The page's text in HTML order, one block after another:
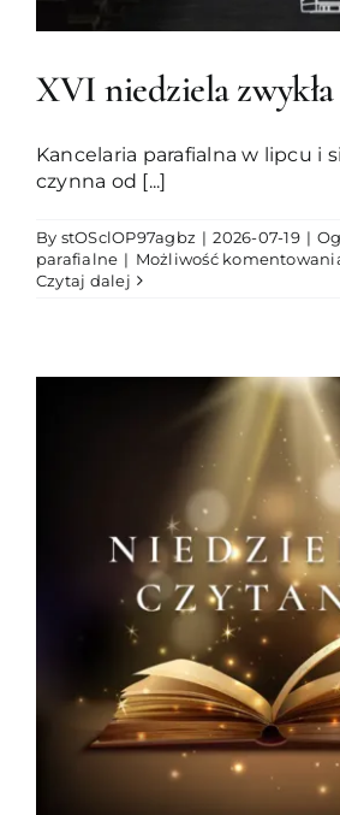
XVI niedziela zwykła
Kancelaria parafialna w lipcu i
czynna od [...]
By stOSclOP97agbz | 2026-07-19 |
parafialne | Możliwość
Czytaj dalej